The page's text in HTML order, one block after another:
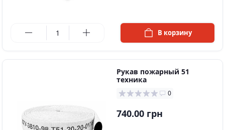
В корзину
Рукав пожарный 51
техника
0
740.00 грн